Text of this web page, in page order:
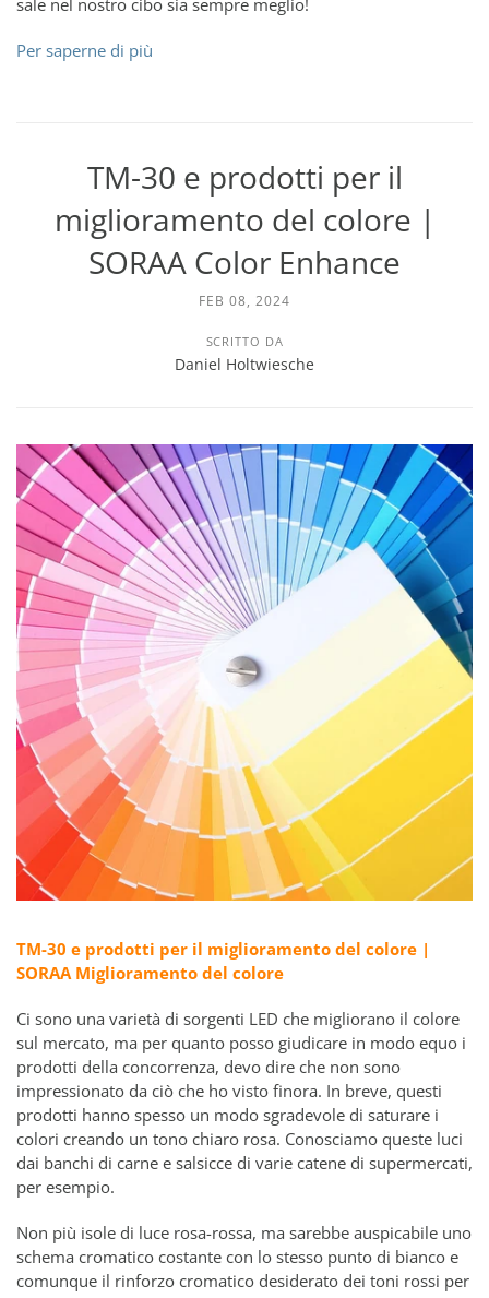
sale nel nostro cibo sia sempre meglio!
Per saperne di più
TM-30 e prodotti per il
miglioramento del colore |
SORAA Color Enhance
FEB 08, 2024
SCRITTO DA
Daniel Holtwiesche
TM-30 e prodotti per il miglioramento del colore |
SORAA Miglioramento del colore
Ci sono una varietà di sorgenti LED che migliorano il colore
sul mercato, ma per quanto posso giudicare in modo equo i
prodotti della concorrenza, devo dire che non sono
impressionato da ciò che ho visto finora. In breve, questi
prodotti hanno spesso un modo sgradevole di saturare i
colori creando un tono chiaro rosa. Conosciamo queste luci
dai banchi di carne e salsicce di varie catene di supermercati,
per esempio.
Non più isole di luce rosa-rossa, ma sarebbe auspicabile uno
schema cromatico costante con lo stesso punto di bianco e
comunque il rinforzo cromatico desiderato dei toni rossi per